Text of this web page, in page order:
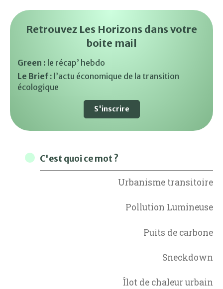
Retrouvez Les Horizons dans votre
boite mail
Green : le récap’ hebdo
Le Brief : l’actu économique de la transition
écologique
S'inscrire
C'est quoi ce mot ?
Urbanisme transitoire
Pollution Lumineuse
Puits de carbone
Sneckdown
Îlot de chaleur urbain